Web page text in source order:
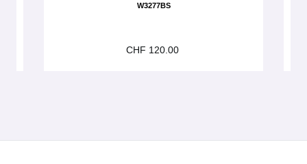
W3277BS
CHF 120.00